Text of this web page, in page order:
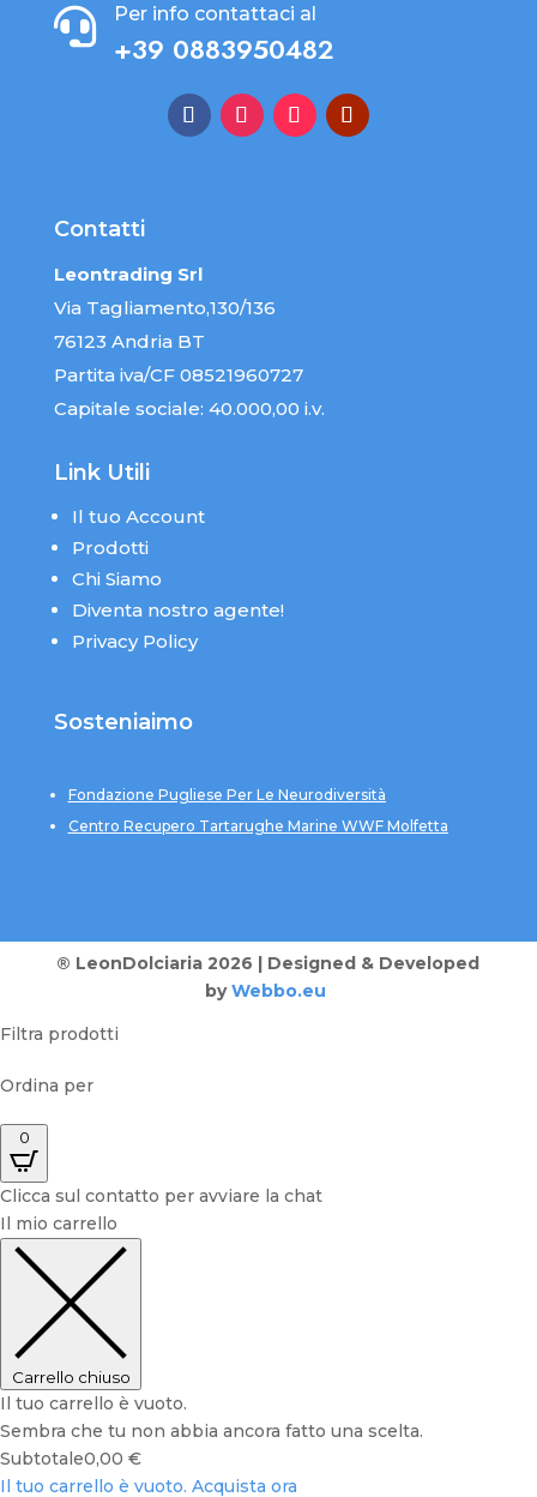
 Per info contattaci al
+39 0883950482
Contatti
Leontrading Srl
Via Tagliamento,130/136
76123 Andria BT
Partita iva/CF 08521960727
Capitale sociale: 40.000,00 i.v.
Link Utili
Il tuo Account
Prodotti
Chi Siamo
Diventa nostro agente!
Privacy Policy
Sosteniaimo
Fondazione Pugliese Per Le Neurodiversità
Centro Recupero Tartarughe Marine WWF Molfetta
® LeonDolciaria 2026 | Designed & Developed
by Webbo.eu
Filtra prodotti
Ordina per
0
Clicca sul contatto per avviare la chat
Il mio carrello
Carrello chiuso
Il tuo carrello è vuoto.
Sembra che tu non abbia ancora fatto una scelta.
Subtotale0,00 €
Il tuo carrello è vuoto. Acquista ora